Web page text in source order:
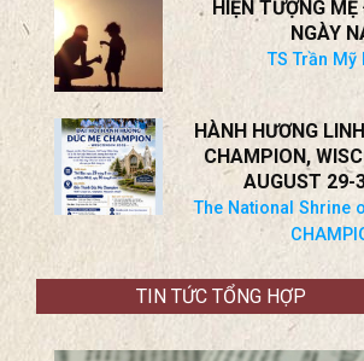
Vấn đề tương
quyền: luôn cần
đúng
Jos. Minh
HIỆN TƯỢNG
NGÀY
TS Trần Mỹ
HÀNH HƯƠNG
CHAMPION,
AUGUST 29-
The National Shrine